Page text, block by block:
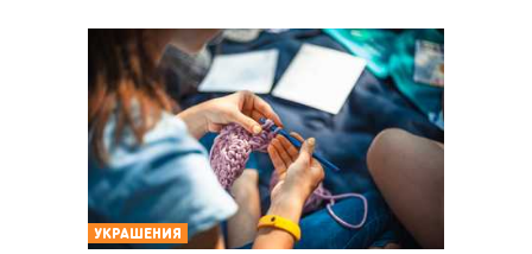
УКРАШЕНИЯ